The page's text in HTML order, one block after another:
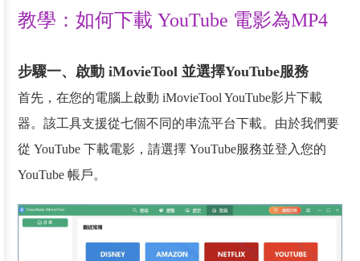
教學：如何下載 YouTube 電影為MP4
步驟一、啟動 iMovieTool 並選擇YouTube服務
首先，在您的電腦上啟動 iMovieTool YouTube影片下載
器。該工具支援從七個不同的串流平台下載。由於我們要
從 YouTube 下載電影，請選擇 YouTube服務並登入您的
YouTube 帳戶。